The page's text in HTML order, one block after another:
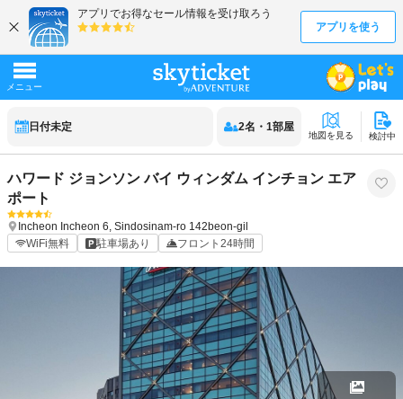
日付未定 2名 ・ 1部屋
地図を見る 検討中
ハワード ジョンソン バイ ウィンダム インチョン エア
ポート
Incheon Incheon 6, Sindosinam-ro 142beon-gil
WiFi無料
駐車場あり フロント24時間